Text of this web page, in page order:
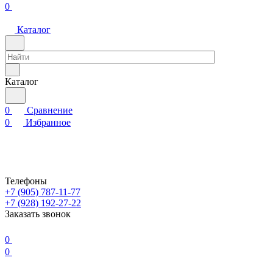
0
Каталог
Каталог
0
Сравнение
0
Избранное
Телефоны
+7 (905) 787-11-77
+7 (928) 192-27-22
Заказать звонок
0
0